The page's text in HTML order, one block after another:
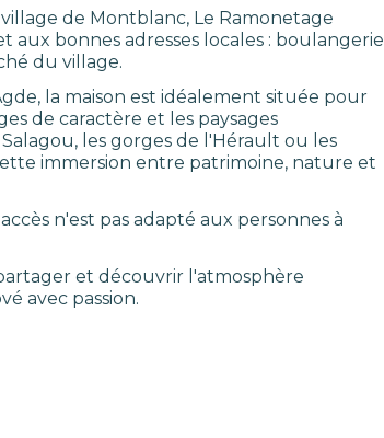
de Montblanc, Le Ramonetage
bonnes adresses locales : boulangerie
du village.
la maison est idéalement située pour
de caractère et les paysages
les gorges de l'Hérault ou les
immersion entre patrimoine, nature et
n'est pas adapté aux personnes à
et découvrir l'atmosphère
avec passion.